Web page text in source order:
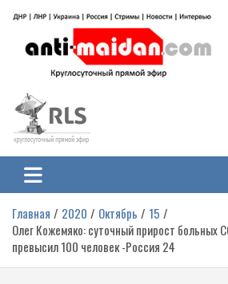
содержимому
Антимайдан:
на Украине
гражданской войне на Украине, включая
ЛНР и других регионах.
Главная 2020 Октябрь
15
Олег Кожемяко: суточный прирост больных
превысил 100 человек -Россия 24